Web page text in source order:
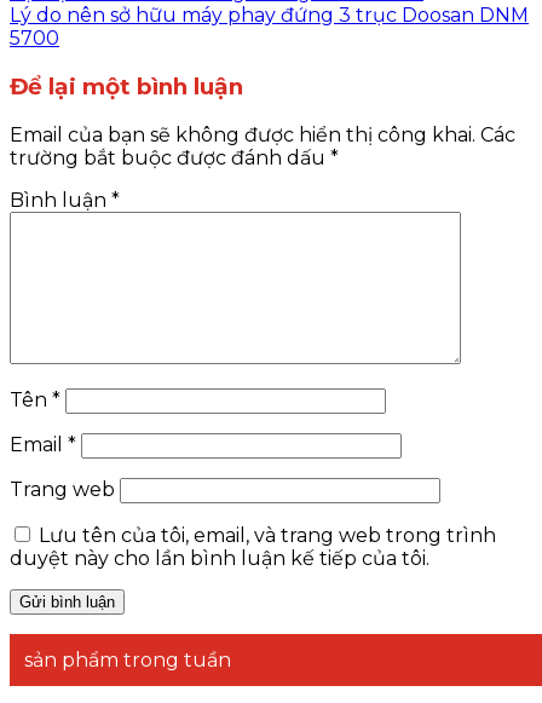
Lý do nên sở hữu máy phay đứng 3 trục Doosan DNM
5700
Để lại một bình luận
Email của bạn sẽ không được hiển thị công khai. Các
trường bắt buộc được đánh dấu *
Bình luận *
Tên *
Email *
Trang web
Lưu tên của tôi, email, và trang web trong trình
duyệt này cho lần bình luận kế tiếp của tôi.
sản phẩm trong tuần